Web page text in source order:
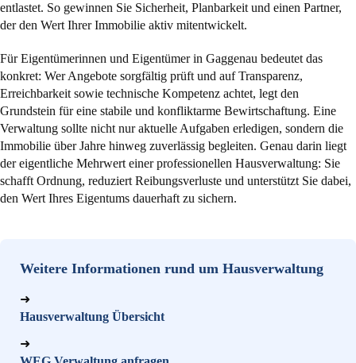
entlastet. So gewinnen Sie Sicherheit, Planbarkeit und einen Partner,
der den Wert Ihrer Immobilie aktiv mitentwickelt.
Für Eigentümerinnen und Eigentümer in Gaggenau bedeutet das
konkret: Wer Angebote sorgfältig prüft und auf Transparenz,
Erreichbarkeit sowie technische Kompetenz achtet, legt den
Grundstein für eine stabile und konfliktarme Bewirtschaftung. Eine
Verwaltung sollte nicht nur aktuelle Aufgaben erledigen, sondern die
Immobilie über Jahre hinweg zuverlässig begleiten. Genau darin liegt
der eigentliche Mehrwert einer professionellen Hausverwaltung: Sie
schafft Ordnung, reduziert Reibungsverluste und unterstützt Sie dabei,
den Wert Ihres Eigentums dauerhaft zu sichern.
Weitere Informationen rund um Hausverwaltung
➜
Hausverwaltung Übersicht
➜